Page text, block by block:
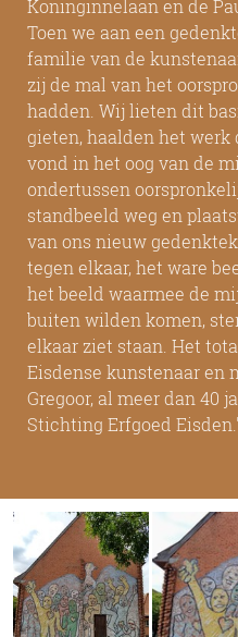
Koninginnelaan en de
Toen we aan een
familie van de
zij de mal van het
hadden. Wij lieten dit
gieten, haalden het werk
vond in het oog van de
ondertussen
standbeeld weg en
van ons nieuw
tegen elkaar, het ware
het beeld waarmee de
buiten wilden komen,
elkaar ziet staan. Het
Eisdense kunstenaar en
Gregoor, al meer dan 40
Stichting Erfgoed Eisden.'